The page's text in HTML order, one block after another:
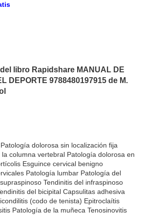
libro Rapidshare MANUAL DE
DEPORTE 9788480197915 de M.
dolorosa sin localización fija
columna vertebral Patología dolorosa en
Esguince cervical benigno
Patología lumbar Patología del
Tendinitis del infraspinoso
del bicipital Capsulitas adhesiva
(codo de tenista) Epitroclaítis
Patología de la muñeca Tenosinovitis